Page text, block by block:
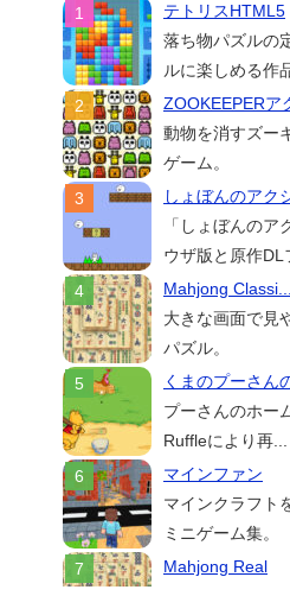
テトリスHTML5
落ち物パズルの
ルに楽しめる作
ZOOKEEPERア
動物を消すズー
ゲーム。
しょぼんのアク
「しょぼんのア
ウザ版と原作DL
Mahjong Classi...
大きな画面で見
パズル。
くまのプーさん
プーさんのホー
Ruffleにより再...
マインファン
マインクラフト
ミニゲーム集。
Mahjong Real